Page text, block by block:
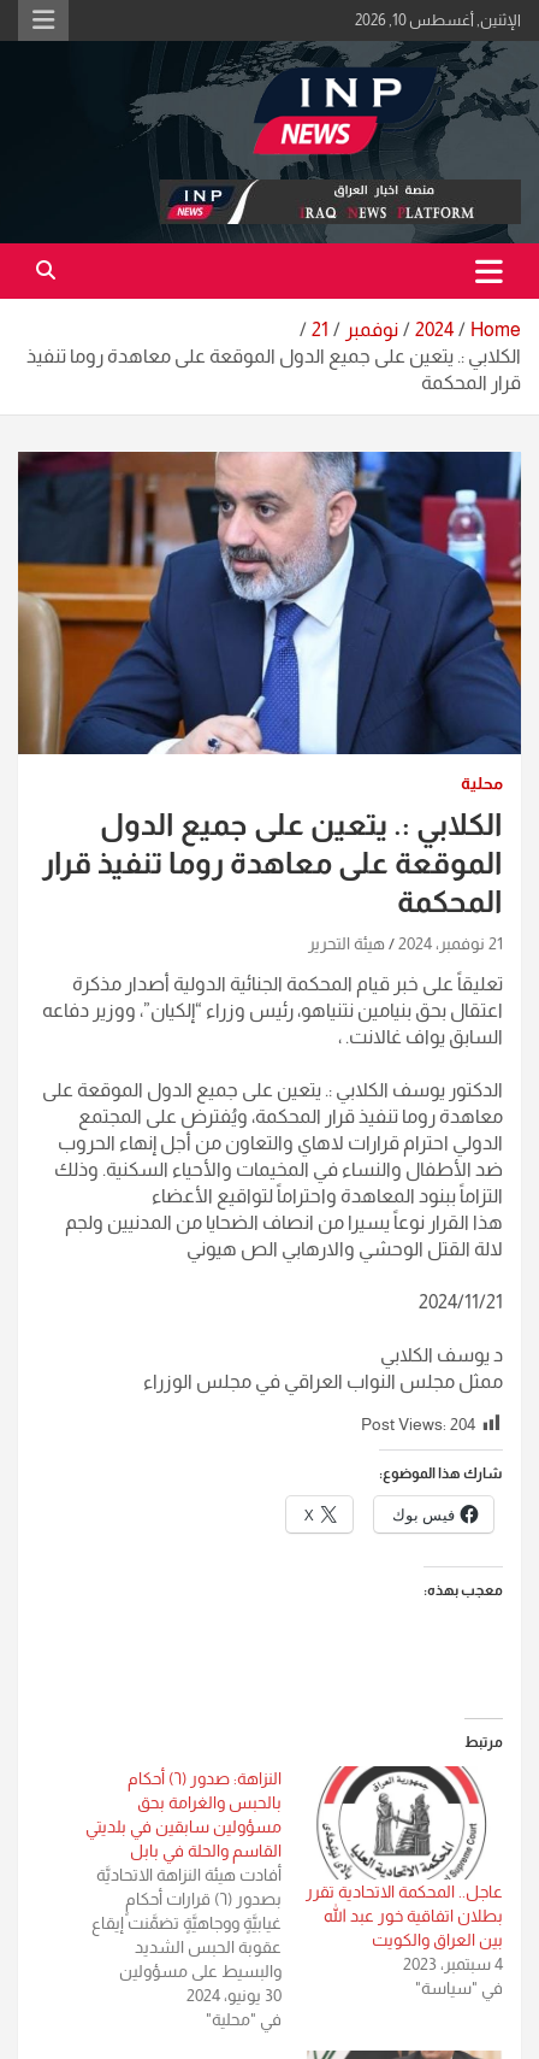
Skip
to
content
الإثنين, أغسطس 10, 2026
منصة اخبار العراق
اكبر منصة خبرية في العراق | #الحقيقة_اولاً
Home
2024 نوفمبر
21
الكلابي :. يتعين على جميع الدول الموقعة على معاهدة روما تنفيذ
قرار المحكمة
محلية
الكلابي :. يتعين على جميع الدول
الموقعة على معاهدة روما تنفيذ قرار
المحكمة
21 نوفمبر، 2024 هيئة التحرير
تعليقاً على خبر قيام المحكمة الجنائية الدولية أصدار مذكرة
اعتقال بحق بنيامين نتنياهو، رئيس وزراء “إلكيان”، ووزير دفاعه
السابق يواف غالانت. ،
الدكتور يوسف الكلابي :. يتعين على جميع الدول الموقعة على
معاهدة روما تنفيذ قرار المحكمة، ويُفترض على المجتمع
الدولي احترام قرارات لاهاي والتعاون من أجل إنهاء الحروب
ضد الأطفال والنساء في المخيمات والأحياء السكنية. وذلك
التزاماً ببنود المعاهدة واحتراماً لتواقيع الأعضاء
هذا القرار نوعاً يسيرا من انصاف الضحايا من المدنيين ولجم
لالة القتل الوحشي والارهابي الص هيوني
2024/11/21
د يوسف الكلابي
ممثل مجلس النواب العراقي في مجلس الوزراء
Post Views: 204
شارك هذا الموضوع:
فيس بوك X
معجب بهذه:
مرتبط
عاجل.. المحكمة الاتحادية تقرر
بطلان اتفاقية خور عبد الله
بين العراق والكويت
4 سبتمبر، 2023
في "سياسة"
النزاهة: صدور (٦) أحكام
بالحبس والغرامة بحق
مسؤولين سابقين في بلديتي
القاسم والحلة في بابل
أفادت هيئة النزاهة الاتحاديَّة
بصدور (٦) قرارات أحكامٍ
غيابيَّةٍ ووجاهيَّةٍ تضمَّنت إيقاع
عقوبة الحبس الشديد
والبسيط على مسؤولين
سابقين في دوائر البلديَّة
التابعة لمُديريَّة بلديَّات
30 يونيو، 2024
في "محلية"